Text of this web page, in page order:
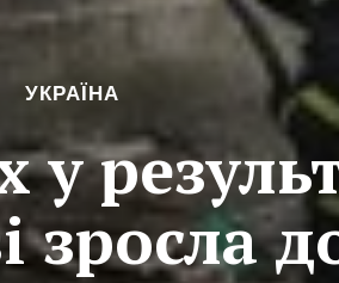
УКРАЇНА
у
зросла